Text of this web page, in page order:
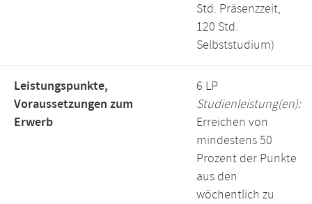
Std. Präsenzzeit,
120 Std.
Selbststudium)
Leistungspunkte,
Voraussetzungen zum
Erwerb
6 LP
Studienleistung(en):
Erreichen von
mindestens 50
Prozent der Punkte
aus den
wöchentlich zu